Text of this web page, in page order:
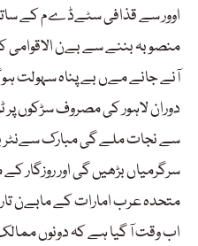
اوور سے قذافی سٹےڈےم کے
منصوبہ بننے سے بےن
آنے جانے مےں بے پناہ سہولت
دوران لاہور کی مصروف
سے نجات ملے گی مبارک
سرگرمیاں بڑھیں گی اور روزگار
متحدہ عرب امارات کے مابےن
اب وقت آ گیا ہے کہ دونوں